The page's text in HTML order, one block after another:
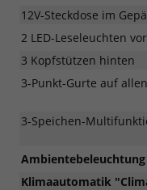
12V-Steckdose im
2 LED-Leseleuchten
3 Kopfstützen hinten
3-Punkt-Gurte auf
3-Speichen-
Klimaautomatik